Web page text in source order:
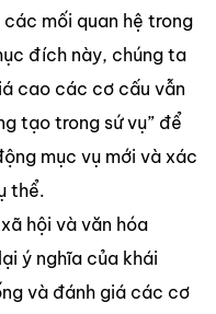
mối quan hệ trong
đích này, chúng ta
cao các cơ cấu vẫn
tạo trong sứ vụ” để
mục vụ mới và xác
thể.
hội và văn hóa
ý nghĩa của khái
và đánh giá các cơ